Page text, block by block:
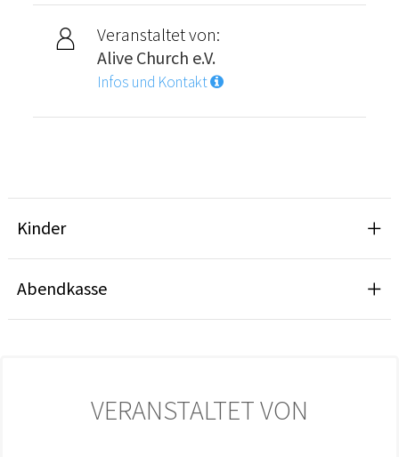
Veranstaltet von:
Alive Church e.V.
Infos und Kontakt
Kinder
Abendkasse
VERANSTALTET VON